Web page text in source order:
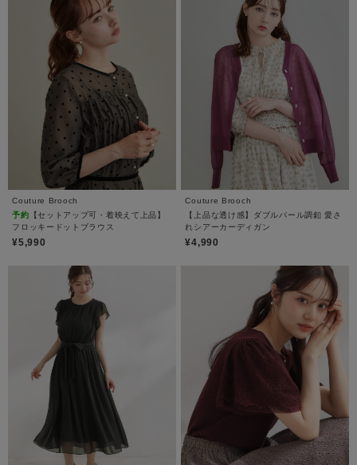
Couture Brooch
予約 【セットアップ可・着映えて上品】
フロッキードットブラウス
¥5,990
Couture Brooch
【上品な透け感】ダブルパール調釦 愛さ
れシアーカーディガン
¥4,990